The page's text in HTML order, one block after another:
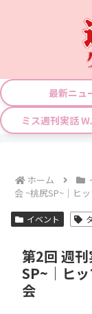
最新ニュ
ミス週刊実話
ホーム
会 ~桃尻SP~｜ヒ
イベント
第2回 週
SP~｜ヒ
会